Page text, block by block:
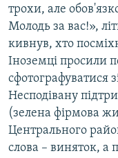
трохи, але
Молодь за вас!»,
кивнув, хто
Іноземці просили
сфотографуватися
Несподівану
(зелена фірмова
Центрального
слова – виняток, а